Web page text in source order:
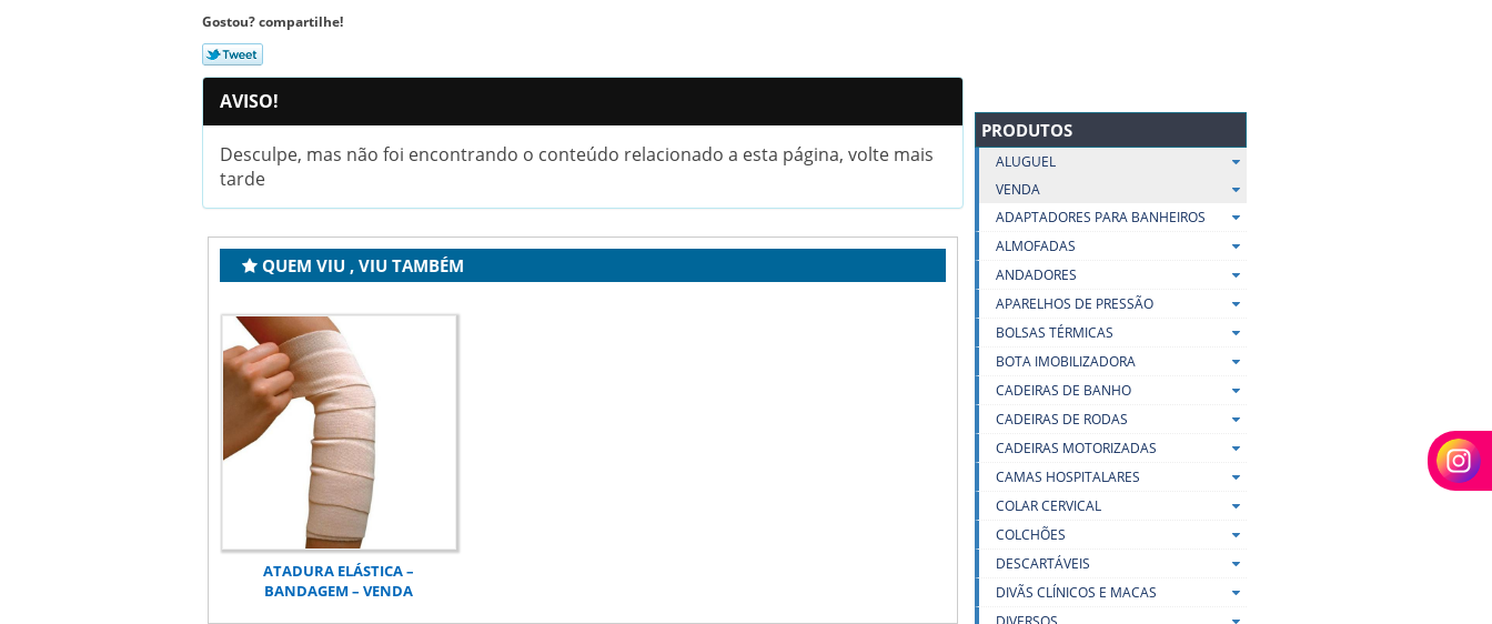
Gostou? compartilhe!
AVISO!
Desculpe, mas não foi encontrando o conteúdo relacionado a esta página, volte mais
tarde
QUEM VIU , VIU TAMBÉM
ATADURA ELÁSTICA –
BANDAGEM – VENDA
PRODUTOS
ALUGUEL
VENDA
ADAPTADORES PARA BANHEIROS
ALMOFADAS
ANDADORES
APARELHOS DE PRESSÃO
BOLSAS TÉRMICAS
BOTA IMOBILIZADORA
CADEIRAS DE BANHO
CADEIRAS DE RODAS
CADEIRAS MOTORIZADAS
CAMAS HOSPITALARES
COLAR CERVICAL
COLCHÕES
DESCARTÁVEIS
DIVÃS CLÍNICOS E MACAS